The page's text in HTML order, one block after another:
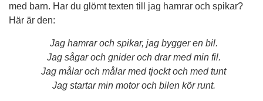
med barn. Har du glömt texten till jag hamrar och spikar?
Här är den:
Jag hamrar och spikar, jag bygger en bil.
Jag sågar och gnider och drar med min fil.
Jag målar och målar med tjockt och med tunt
Jag startar min motor och bilen kör runt.